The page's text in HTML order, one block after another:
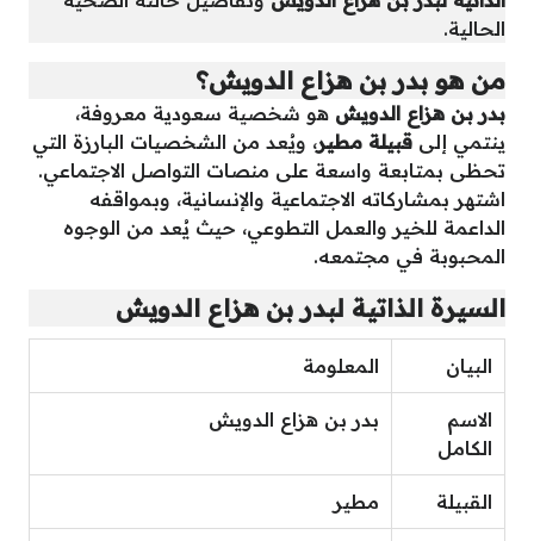
الحالية.
من هو بدر بن هزاع الدويش؟
بدر بن هزاع الدويش هو شخصية سعودية معروفة،
ينتمي إلى قبيلة مطير، ويُعد من الشخصيات البارزة التي
تحظى بمتابعة واسعة على منصات التواصل الاجتماعي.
اشتهر بمشاركاته الاجتماعية والإنسانية، وبمواقفه
الداعمة للخير والعمل التطوعي، حيث يُعد من الوجوه
المحبوبة في مجتمعه.
السيرة الذاتية لبدر بن هزاع الدويش
البيان المعلومة
الاسم
الكامل
بدر بن هزاع الدويش
القبيلة مطير